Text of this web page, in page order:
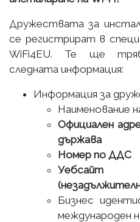
Дружествата за
се регистрират в
WiFi4EU. Те ще
следната информация:
Информация за
Наименование
Официален
държава
Номер по ДДС
Уебсайт
Бизнес
международен